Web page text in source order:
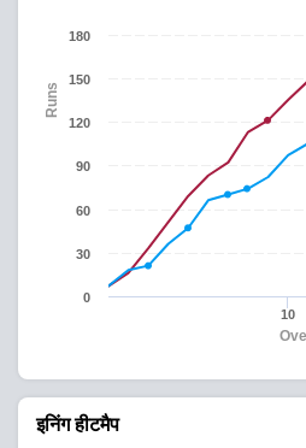
Runs
10
0
30
60
90
120
150
180
इनिंग हीटमैप